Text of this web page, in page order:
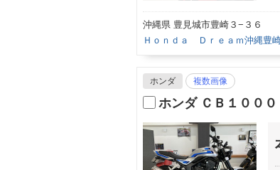
沖縄県 豊見城市豊崎３−３６
Ｈｏｎｄａ Ｄｒｅａｍ沖縄豊
ホンダ 複数画像
ホンダ ＣＢ１００